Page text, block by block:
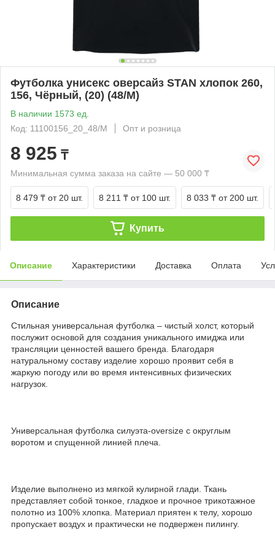
Футболка унисекс оверсайз STAN хлопок 260,
156, Чёрный, (20) (48/M)
В наличии 1573 ед.
Код: 11100156_20_48/M
Опт и розница
8 925 ₸
Минимальная сумма заказа на сайте — 50 000 ₸
8 479 ₸ от 20 шт. 8 211 ₸ от 100 шт. 8 033 ₸ от 200 шт.
Купить
Описание Характеристики Доставка Оплата
Описание
Стильная универсальная футболка – чистый холст, который
послужит основой для создания уникального имиджа или
трансляции ценностей вашего бренда. Благодаря
натуральному составу изделие хорошо проявит себя в
жаркую погоду или во время интенсивных физических
нагрузок.
Универсальная футболка силуэта-oversize с округлым
воротом и спущенной линией плеча.
Изделие выполнено из мягкой кулирной глади. Ткань
представляет собой тонкое, гладкое и прочное трикотажное
полотно из 100% хлопка. Материал приятен к телу, хорошо
пропускает воздух и практически не подвержен пилингу.